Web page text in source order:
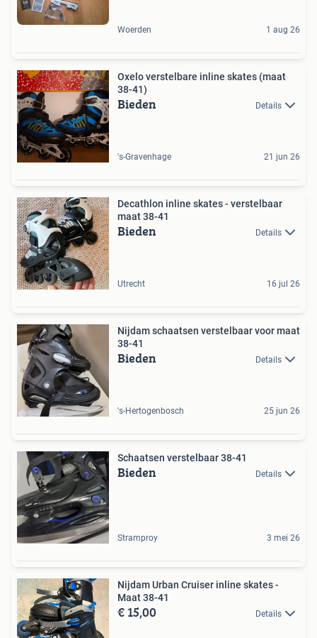
Woerden 1 aug 26
Oxelo verstelbare inline skates (maat
38-41)
Bieden Details
's-Gravenhage 21 jun 26
Decathlon inline skates - verstelbaar
maat 38-41
Bieden Details
Utrecht 16 jul 26
Nijdam schaatsen verstelbaar voor maat
38-41
Bieden Details
's-Hertogenbosch 25 jun 26
Schaatsen verstelbaar 38-41
Bieden Details
Stramproy 3 mei 26
Nijdam Urban Cruiser inline skates -
Maat 38-41
€ 15,00 Details